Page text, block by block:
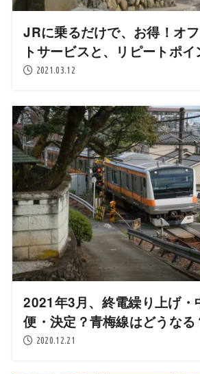
JRに乗るだけで、お得！オ
トサービスと、リピートポ
2021.03.12
2021年3月、終電繰り上げ・
便・決定？青梅線はどうなる
2020.12.21